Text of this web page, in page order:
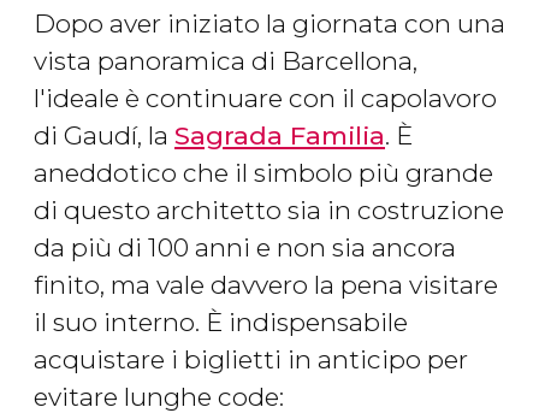
Dopo aver iniziato la giornata con una
vista panoramica di Barcellona,
l'ideale è continuare con il capolavoro
di Gaudí, la Sagrada Familia. È
aneddotico che il simbolo più grande
di questo architetto sia in costruzione
da più di 100 anni e non sia ancora
finito, ma vale davvero la pena visitare
il suo interno. È indispensabile
acquistare i biglietti in anticipo per
evitare lunghe code: